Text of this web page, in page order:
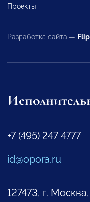
Проекты
Разработка сайта —
+7 (495) 247 4777
id@opora.ru
127473, г.